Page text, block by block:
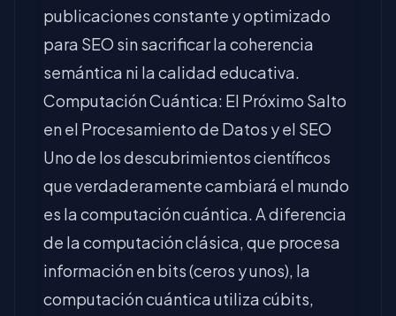
publicaciones constante y optimizado
para SEO sin sacrificar la coherencia
semántica ni la calidad educativa.
Computación Cuántica: El Próximo Salto
en el Procesamiento de Datos y el SEO
Uno de los descubrimientos científicos
que verdaderamente cambiará el mundo
es la computación cuántica. A diferencia
de la computación clásica, que procesa
información en bits (ceros y unos), la
computación cuántica utiliza cúbits,